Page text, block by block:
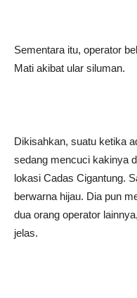
Sementara itu, operator
Mati akibat ular siluman.
Dikisahkan, suatu ketika
sedang mencuci kakinya
lokasi Cadas Cigantung.
berwarna hijau. Dia pun
dua orang operator
jelas.